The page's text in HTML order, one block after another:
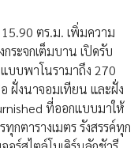
ตร.ม. เพิ่มความ
ระจกเต็มบาน เปิดรับ
บบพาโนรามาถึง 270
ฝั่งนาจอมเทียน และฝั่ง
ที่ออกแบบมาให้
ตารางเมตร รังสรรค์ทุก